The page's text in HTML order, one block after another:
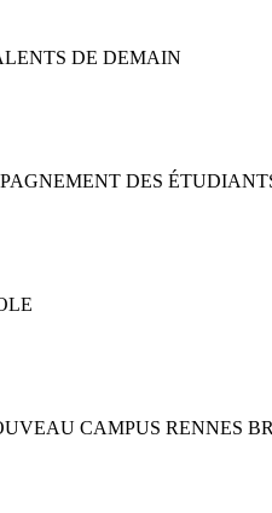
DE DEMAIN
DES
CAMPUS RENNES